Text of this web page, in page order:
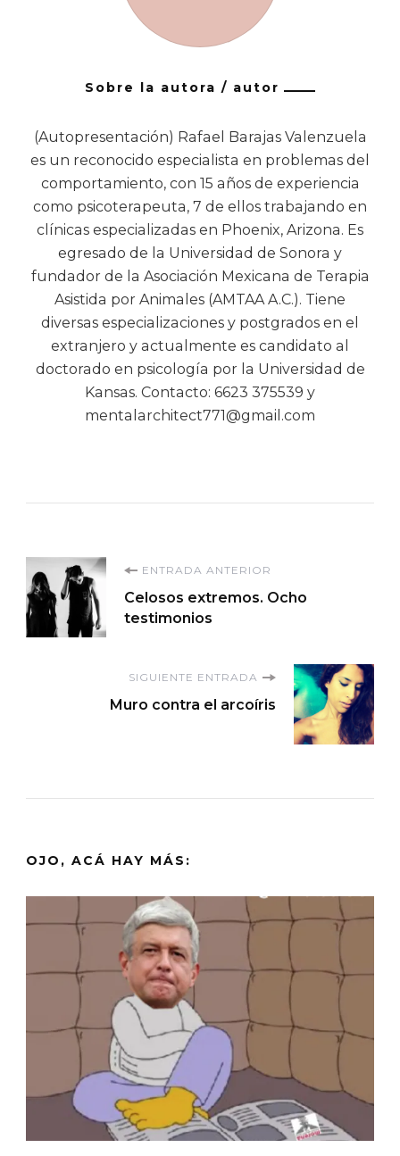
Sobre la autora / autor
(Autopresentación) Rafael Barajas Valenzuela
es un reconocido especialista en problemas del
comportamiento, con 15 años de experiencia
como psicoterapeuta, 7 de ellos trabajando en
clínicas especializadas en Phoenix, Arizona. Es
egresado de la Universidad de Sonora y
fundador de la Asociación Mexicana de Terapia
Asistida por Animales (AMTAA A.C.). Tiene
diversas especializaciones y postgrados en el
extranjero y actualmente es candidato al
doctorado en psicología por la Universidad de
Kansas. Contacto: 6623 375539 y
mentalarchitect771@gmail.com
Navegación
de
entradas
ENTRADA ANTERIOR
Celosos extremos. Ocho
testimonios
SIGUIENTE ENTRADA
Muro contra el arcoíris
OJO, ACÁ HAY MÁS: